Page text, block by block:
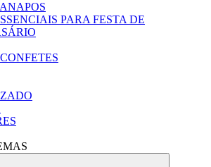
PARA FESTA DE